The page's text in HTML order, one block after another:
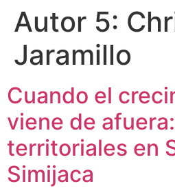
Autor 5:
Jaramillo
Cuando el
viene de
territoriales en
Simijaca